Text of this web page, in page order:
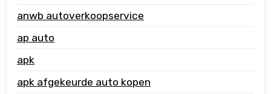
anwb autoverkoopservice
ap auto
apk
apk afgekeurde auto kopen